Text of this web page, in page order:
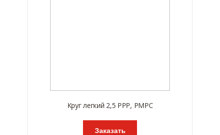
Круг легкий 2,5 РРР, РМРС
Заказать